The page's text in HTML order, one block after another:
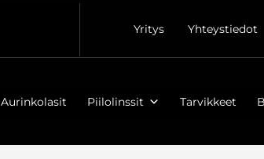
Yritys Yhteystiedot
Aurinkolasit Piilolinssit Tarvikkeet